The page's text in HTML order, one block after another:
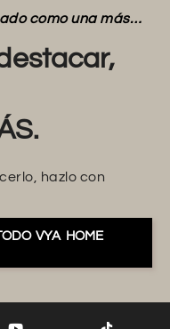
como una más…
hazlo con
VYA HOME